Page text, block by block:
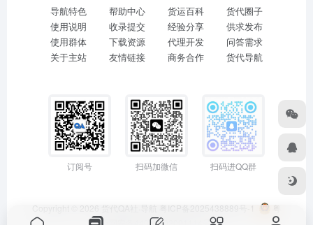
导航特色
使用说明
使用群体
关于主站
帮助中心
收录提交
下载资源
友情链接
货运百科
经验分享
代理开发
商务合作
货代圈子
供求发布
问答需求
货代导航
订阅号 扫码加微信 扫码进QQ群
Copyright © 2026 货代QA社·导航 粤ICP备2025438889号-1
粤
公网安备44011402001114号